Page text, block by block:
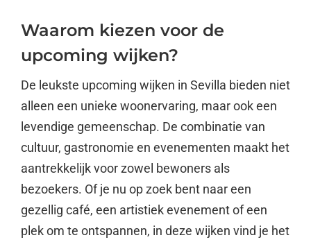
Waarom kiezen voor de
upcoming wijken?
De leukste upcoming wijken in Sevilla bieden niet
alleen een unieke woonervaring, maar ook een
levendige gemeenschap. De combinatie van
cultuur, gastronomie en evenementen maakt het
aantrekkelijk voor zowel bewoners als
bezoekers. Of je nu op zoek bent naar een
gezellig café, een artistiek evenement of een
plek om te ontspannen, in deze wijken vind je het